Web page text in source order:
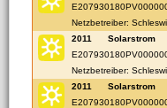
Netzbetreiber:
2011
Solarstrom
Netzbetreiber:
2011
Solarstrom